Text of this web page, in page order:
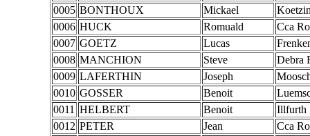
0005 BONTHOUX Mickael
0006 HUCK Romuald
Cca
0007 GOETZ Lucas
0008 MANCHION Steve
Debra
0009 LAFERTHIN Joseph
0010 GOSSER Benoit
0011 HELBERT Benoit
Illfurth
0012 PETER Jean
Cca